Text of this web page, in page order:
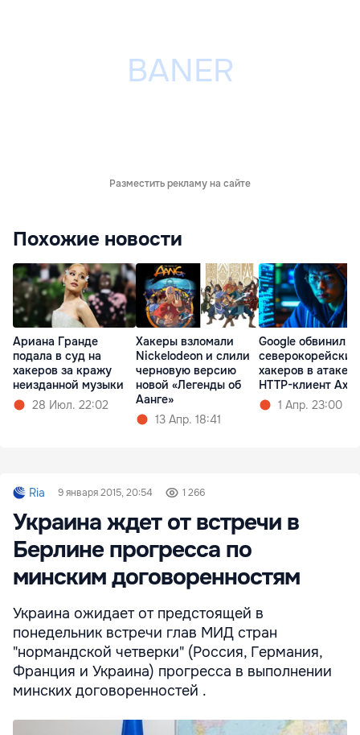
Разместить рекламу на сайте
Похожие новости
Ариана Гранде
подала в суд на
хакеров за кражу
неизданной музыки
28 Июл. 22:02
Хакеры взломали
Nickelodeon и слили
черновую версию
новой «Легенды об
Аанге»
13 Апр. 18:41
Google обвинил
северокорейских
хакеров в атаке
HTTP-клиент
1 Апр. 23:00
Ria 9 января 2015, 20:54 1 266
Украина ждет от встречи в
Берлине прогресса по
минским договоренностям
Украина ожидает от предстоящей в
понедельник встречи глав МИД стран
"нормандской четверки" (Россия, Германия,
Франция и Украина) прогресса в выполнении
минских договоренностей .